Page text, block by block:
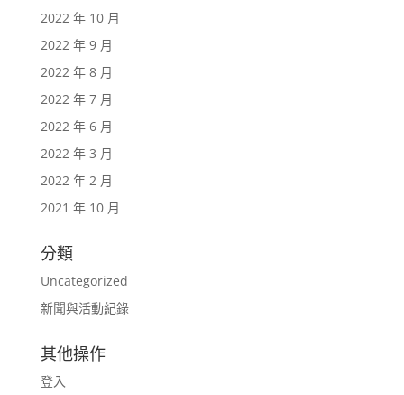
2022 年 10 月
2022 年 9 月
2022 年 8 月
2022 年 7 月
2022 年 6 月
2022 年 3 月
2022 年 2 月
2021 年 10 月
分類
Uncategorized
新聞與活動紀錄
其他操作
登入